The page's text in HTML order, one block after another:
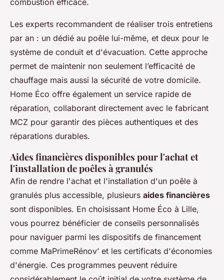
Les experts recommandent de réaliser trois entretiens
par an : un dédié au poêle lui-même, et deux pour le
système de conduit et d'évacuation. Cette approche
permet de maintenir non seulement l’efficacité de
chauffage mais aussi la sécurité de votre domicile.
Home Éco offre également un service rapide de
réparation, collaborant directement avec le fabricant
MCZ pour garantir des pièces authentiques et des
réparations durables.
Aides financières disponibles pour l'achat et
l'installation de poêles à granulés
Afin de rendre l'achat et l'installation d'un poêle à
granulés plus accessible, plusieurs aides financières
sont disponibles. En choisissant Home Éco à Lille,
vous pourrez bénéficier de conseils personnalisés
pour naviguer parmi les dispositifs de financement
comme MaPrimeRénov’ et les certificats d'économies
d'énergie. Ces programmes peuvent réduire